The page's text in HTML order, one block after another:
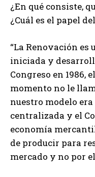
¿En qué consiste,
¿Cuál es el papel
“La Renovación es
iniciada y
Congreso en 1986,
momento no le
nuestro modelo
centralizada y el
economía
de producir para
mercado y no por